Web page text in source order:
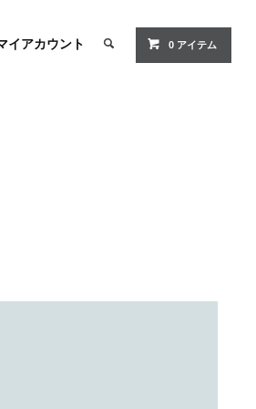
イアカウント 0 アイテム